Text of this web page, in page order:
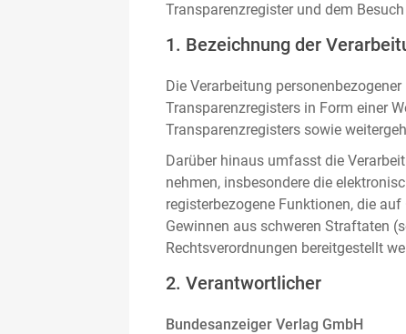
Transparenzregister und dem
1. Bezeichnung der
Die Verarbeitung
Transparenzregisters in Form einer
Transparenzregisters sowie
Darüber hinaus umfasst die
nehmen, insbesondere die
registerbezogene Funktionen, die
Gewinnen aus schweren Straftaten
Rechtsverordnungen bereitgestellt
2. Verantwortlicher
Bundesanzeiger Verlag GmbH